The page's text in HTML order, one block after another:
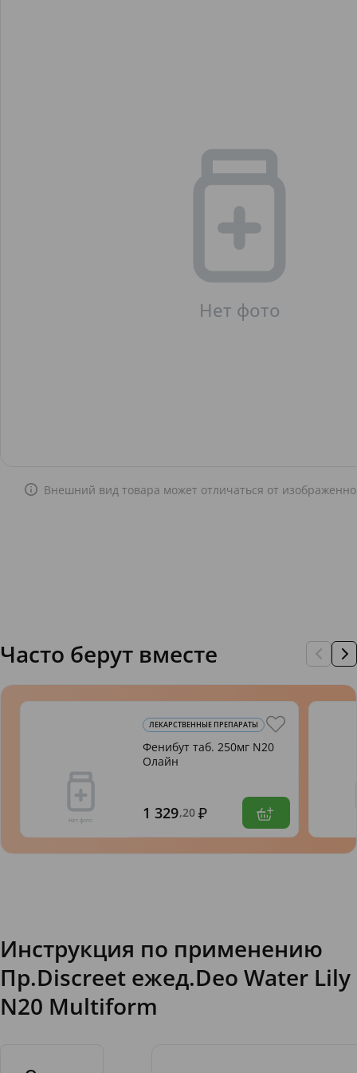
Внешний вид товара может отличаться от
Часто берут вместе
ЛЕКАРСТВЕННЫЕ ПРЕПАРАТЫ
Фенибут таб. 250мг N20
Олайн
1 329,20
Инструкция по применению
Пр.Discreet ежед.Deo Water Lily
N20 Multiform